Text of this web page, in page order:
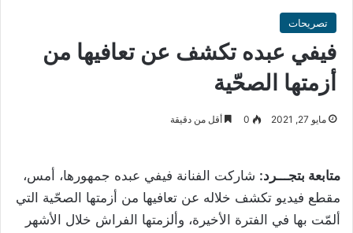
تصريحات
فيفي عبده تكشف عن تعافيها من
أزمتها الصحّية
مايو 27, 2021 0 أقل من دقيقة
متابعة بتجـــرد: شاركت الفنانة فيفي عبده جمهورها، أمس،
مقطع فيديو تكشف خلاله عن تعافيها من أزمتها الصحّية التي
ألمّت بها في الفترة الأخيرة، وألزمتها الفراش خلال الأشهر